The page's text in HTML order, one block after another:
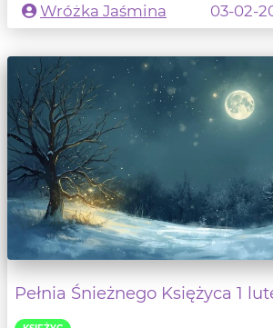
Wróżka Jaśmina
03-02-
Pełnia Śnieżnego Księżyca 1